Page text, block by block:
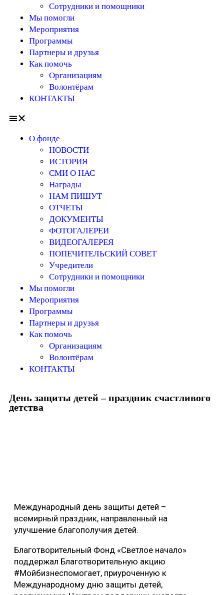
Сотрудники и помощники
Мы помогли
Мероприятия
Программы
Партнеры и друзья
Как помочь
Организациям
Волонтёрам
КОНТАКТЫ
О фонде
НОВОСТИ
ИСТОРИЯ
СМИ О НАС
Награды
НАМ ПИШУТ
ОТЧЕТЫ
ДОКУМЕНТЫ
ФОТОГАЛЕРЕИ
ВИДЕОГАЛЕРЕЯ
ПОПЕЧИТЕЛЬСКИЙ СОВЕТ
Учредители
Сотрудники и помощники
Мы помогли
Мероприятия
Программы
Партнеры и друзья
Как помочь
Организациям
Волонтёрам
КОНТАКТЫ
День защиты детей – праздник счастливого
детства
Международный день защиты детей –
всемирный праздник, направленный на
улучшение благополучия детей.
Благотворительный Фонд «Светлое начало»
поддержал Благотворительную акцию
#Мойбизнеспомогает, приуроченную к
Международному дню защиты детей,